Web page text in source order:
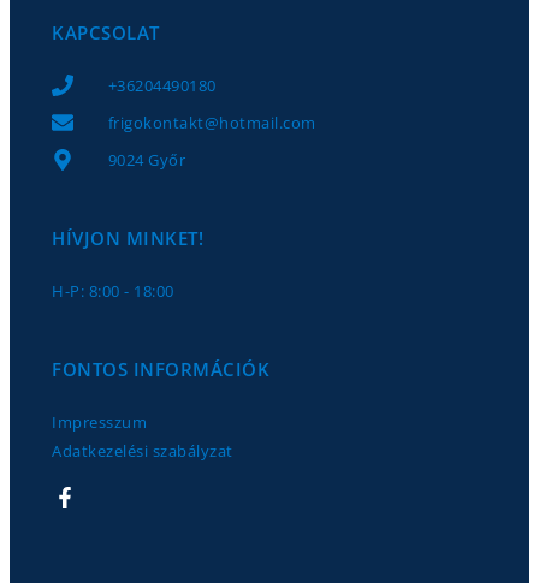
KAPCSOLAT
+36204490180
frigokontakt@hotmail.com
9024 Győr
HÍVJON MINKET!
H-P: 8:00 - 18:00
FONTOS INFORMÁCIÓK
Impresszum
Adatkezelési szabályzat